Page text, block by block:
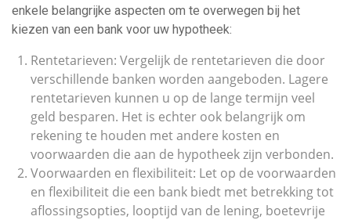
enkele belangrijke aspecten om te overwegen bij het
kiezen van een bank voor uw hypotheek:
Rentetarieven: Vergelijk de rentetarieven die door
verschillende banken worden aangeboden. Lagere
rentetarieven kunnen u op de lange termijn veel
geld besparen. Het is echter ook belangrijk om
rekening te houden met andere kosten en
voorwaarden die aan de hypotheek zijn verbonden.
Voorwaarden en flexibiliteit: Let op de voorwaarden
en flexibiliteit die een bank biedt met betrekking tot
aflossingsopties, looptijd van de lening, boetevrije